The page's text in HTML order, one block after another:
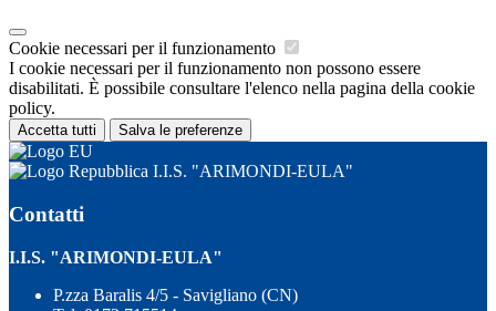
Cookie necessari per il funzionamento
I cookie necessari per il funzionamento non possono essere
disabilitati. È possibile consultare l'elenco nella pagina della cookie
policy.
Accetta tutti Salva le preferenze
I.I.S. "ARIMONDI-EULA"
Contatti
I.I.S. "ARIMONDI-EULA"
P.zza Baralis 4/5 - Savigliano (CN)